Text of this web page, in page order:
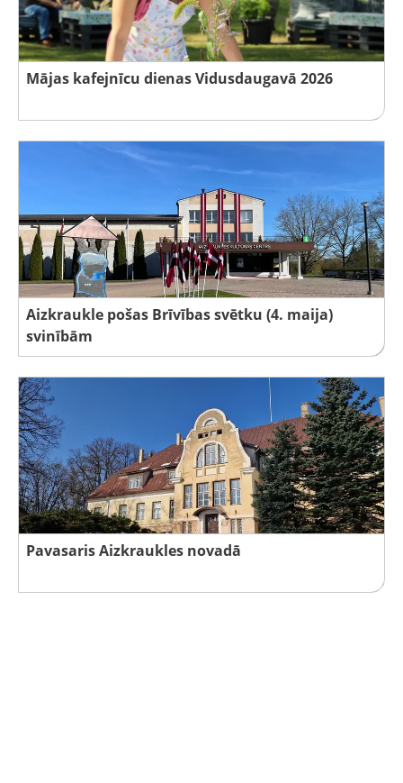
Mājas kafejnīcu dienas Vidusdaugavā 2026
Aizkraukle pošas Brīvības svētku (4. maija)
svinībām
Pavasaris Aizkraukles novadā